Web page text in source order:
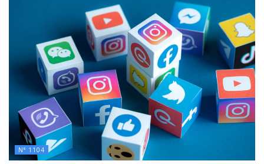
N° 1104